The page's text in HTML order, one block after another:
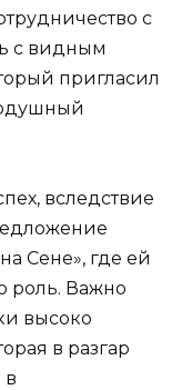
с
с видным
пригласил
вследствие
Сене», где ей
роль. Важно
высоко
в разгар
в